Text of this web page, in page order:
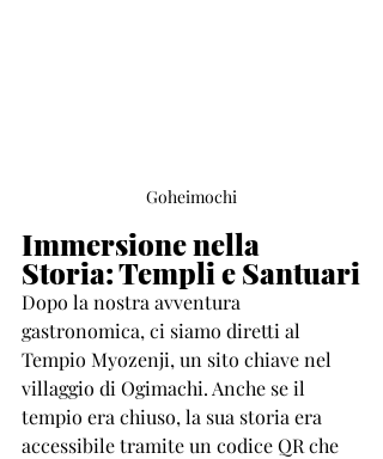
Goheimochi
Immersione nella
Storia: Templi e Santuari
Dopo la nostra avventura
gastronomica, ci siamo diretti al
Tempio Myozenji, un sito chiave nel
villaggio di Ogimachi. Anche se il
tempio era chiuso, la sua storia era
accessibile tramite un codice QR che